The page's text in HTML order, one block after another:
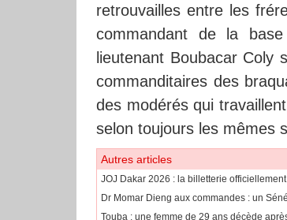
retrouvailles entre les
commandant de la
lieutenant Boubacar Coly
commanditaires des
des modérés qui
selon toujours les mêmes
Autres articles
JOJ Dakar 2026 : la billetterie
​Dr Momar Dieng aux commandes : un
​Touba : une femme de 29 ans décède